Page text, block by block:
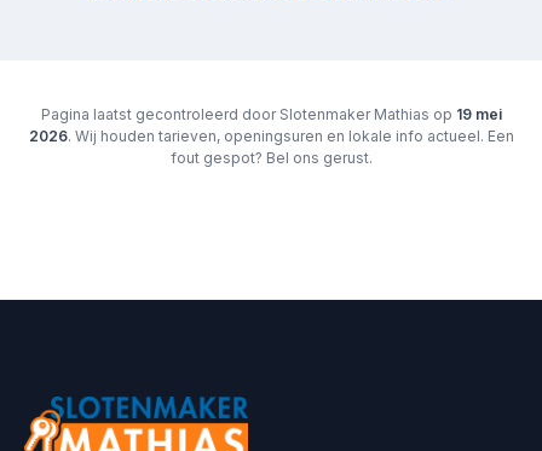
Pagina laatst gecontroleerd door Slotenmaker Mathias op 19 mei
2026. Wij houden tarieven, openingsuren en lokale info actueel. Een
fout gespot? Bel ons gerust.